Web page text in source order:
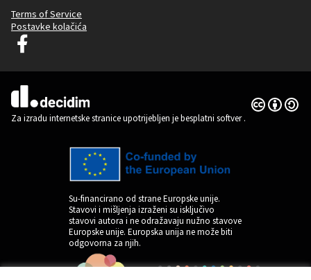
Terms of Service
Postavke kolačića
Graz Gemeinsam Gestalten na Facebooku
(Vanjska poveznica)
Za izradu internetske stranice upotrijebljen je besplatni softver.
Licencija
(Vanjska
Su-financirano od strane Europske unije.
Stavovi i mišljenja izraženi su isključivo
stavovi autora i ne odražavaju nužno stavove
Europske unije. Europska unija ne može biti
odgovorna za njih.